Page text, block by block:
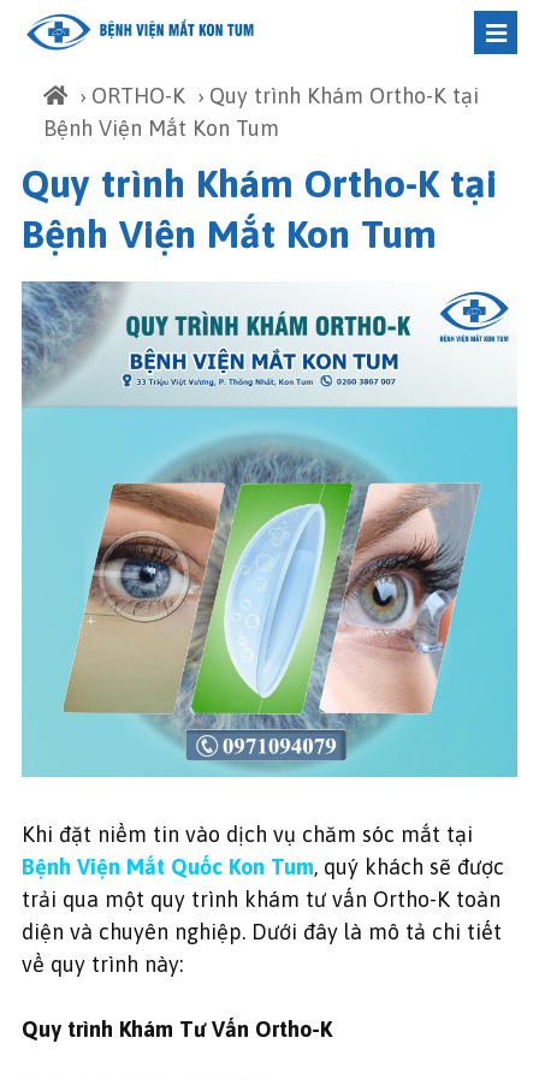
› ORTHO-K › Quy trình Khám Ortho-K tại
Bệnh Viện Mắt Kon Tum
Quy trình Khám Ortho-K tại
Bệnh Viện Mắt Kon Tum
Khi đặt niềm tin vào dịch vụ chăm sóc mắt tại
Bệnh Viện Mắt Quốc Kon Tum, quý khách sẽ được
trải qua một quy trình khám tư vấn Ortho-K toàn
diện và chuyên nghiệp. Dưới đây là mô tả chi tiết
về quy trình này:
Quy trình Khám Tư Vấn Ortho-K